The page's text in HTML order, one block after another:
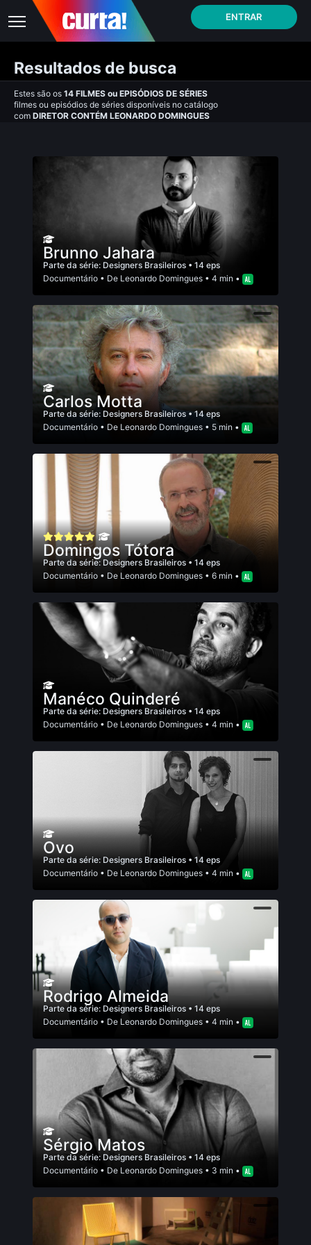
ENTRAR
Resultados de busca
Estes são os 14 FILMES ou EPISÓDIOS DE SÉRIES
filmes ou episódios de séries disponíveis no catálogo
com DIRETOR CONTÉM LEONARDO DOMINGUES
Brunno Jahara
Parte da série: Designers Brasileiros • 14 eps
Documentário • De Leonardo Domingues • 4 min •
Carlos Motta
Parte da série: Designers Brasileiros • 14 eps
Documentário • De Leonardo Domingues • 5 min •
Domingos Tótora
Parte da série: Designers Brasileiros • 14 eps
Documentário • De Leonardo Domingues • 6 min •
Manéco Quinderé
Parte da série: Designers Brasileiros • 14 eps
Documentário • De Leonardo Domingues • 4 min •
Ovo
Parte da série: Designers Brasileiros • 14 eps
Documentário • De Leonardo Domingues • 4 min •
Rodrigo Almeida
Parte da série: Designers Brasileiros • 14 eps
Documentário • De Leonardo Domingues • 4 min •
Sérgio Matos
Parte da série: Designers Brasileiros • 14 eps
Documentário • De Leonardo Domingues • 3 min •